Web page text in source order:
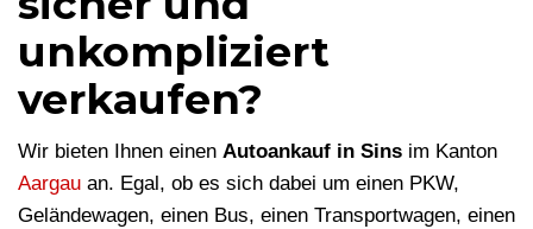
unkompliziert
verkaufen?
Wir bieten Ihnen einen Autoankauf in Sins im Kanton
Aargau an. Egal, ob es sich dabei um einen PKW,
Geländewagen, einen Bus, einen Transportwagen, einen